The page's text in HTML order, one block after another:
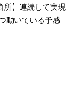
所】連続して実現
動いている予感